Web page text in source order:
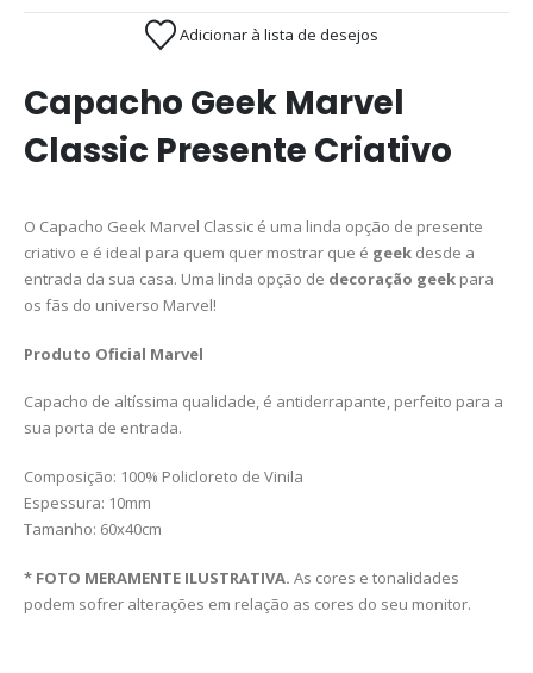
Adicionar à lista de desejos
Capacho Geek Marvel
Classic Presente Criativo
O Capacho Geek Marvel Classic é uma linda opção de presente
criativo e é ideal para quem quer mostrar que é geek desde a
entrada da sua casa. Uma linda opção de decoração geek para
os fãs do universo Marvel!
Produto Oficial Marvel
Capacho de altíssima qualidade, é antiderrapante, perfeito para a
sua porta de entrada.
Composição: 100% Policloreto de Vinila
Espessura: 10mm
Tamanho: 60x40cm
* FOTO MERAMENTE ILUSTRATIVA. As cores e tonalidades
podem sofrer alterações em relação as cores do seu monitor.